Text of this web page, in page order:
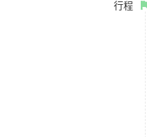
行程